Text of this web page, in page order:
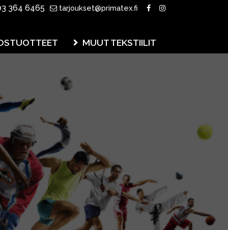
364 6465 tarjoukset@primatex.fi
MUUT TEKSTIILIT